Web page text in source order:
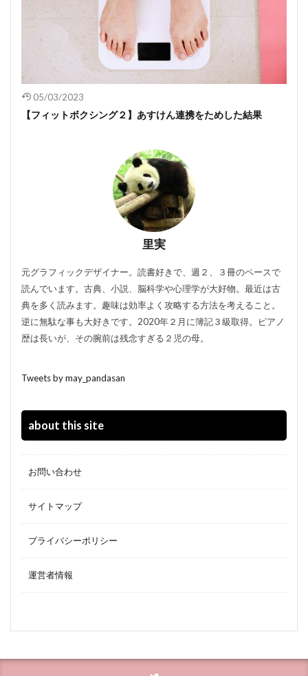
05/03/2023
【フィットボクシング２】あすけん連携をためした結果
里実
元グラフィックデザイナー。読書好きで、週２、３冊のペースで
読んでいます。古典、小説、脳科学や心理学が大好物。最近は古
典を多く読みます。趣味は効率よく攻略する方法を考えること。
逆に無駄な事も大好きです。2020年２月に簿記３級取得。ピアノ
歴は長いが、その腕前は残念すぎる２児の母。
Tweets by may_pandasan
about this site
お問い合わせ
サイトマップ
プライバシーポリシー
運営者情報